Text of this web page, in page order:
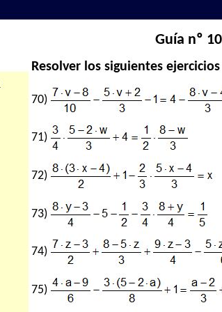
Guía nº
Resolver los siguientes ejercicios
70)
71)
72)
73)
74)
75)